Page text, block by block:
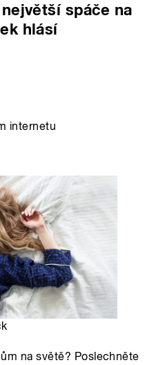
spáče na
hlásí
internetu
na světě? Poslechněte